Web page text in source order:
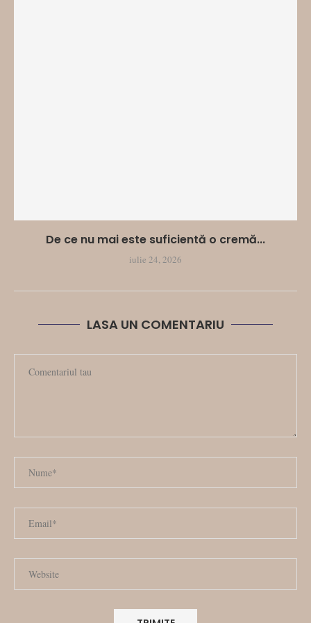
De ce nu mai este suficientă o cremă...
iulie 24, 2026
LASA UN COMENTARIU